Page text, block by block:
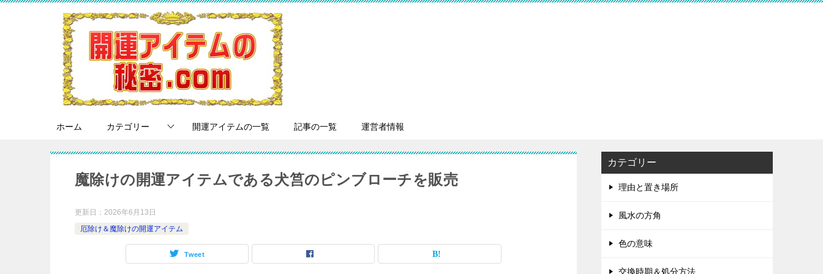
ホーム カテゴリー 開運アイテムの一覧 記事の一覧 運営者情報
魔除けの開運アイテムである犬筥のピンブローチを販売
更新日： 2026年6月13日
厄除け＆魔除けの開運アイテム
Tweet
カテゴリー
理由と置き場所
風水の方角
色の意味
交換時期＆処分方法